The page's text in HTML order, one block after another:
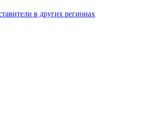
в других регионах